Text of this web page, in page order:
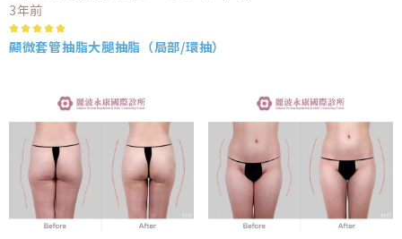
3年前
顯微套管抽脂大腿抽脂（局部/環抽）